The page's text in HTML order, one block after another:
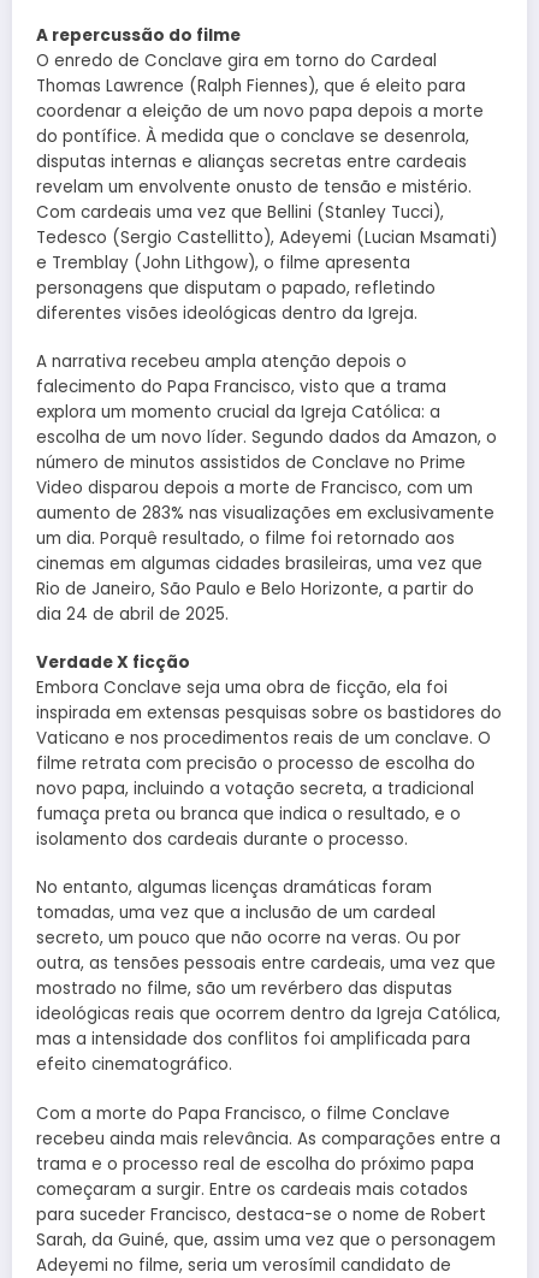
A repercussão do filme
O enredo de Conclave gira em torno do Cardeal
Thomas Lawrence (Ralph Fiennes), que é eleito para
coordenar a eleição de um novo papa depois a morte
do pontífice. À medida que o conclave se desenrola,
disputas internas e alianças secretas entre cardeais
revelam um envolvente onusto de tensão e mistério.
Com cardeais uma vez que Bellini (Stanley Tucci),
Tedesco (Sergio Castellitto), Adeyemi (Lucian Msamati)
e Tremblay (John Lithgow), o filme apresenta
personagens que disputam o papado, refletindo
diferentes visões ideológicas dentro da Igreja.
A narrativa recebeu ampla atenção depois o
falecimento do Papa Francisco, visto que a trama
explora um momento crucial da Igreja Católica: a
escolha de um novo líder. Segundo dados da Amazon, o
número de minutos assistidos de Conclave no Prime
Video disparou depois a morte de Francisco, com um
aumento de 283% nas visualizações em exclusivamente
um dia. Porquê resultado, o filme foi retornado aos
cinemas em algumas cidades brasileiras, uma vez que
Rio de Janeiro, São Paulo e Belo Horizonte, a partir do
dia 24 de abril de 2025.
Verdade X ficção
Embora Conclave seja uma obra de ficção, ela foi
inspirada em extensas pesquisas sobre os bastidores do
Vaticano e nos procedimentos reais de um conclave. O
filme retrata com precisão o processo de escolha do
novo papa, incluindo a votação secreta, a tradicional
fumaça preta ou branca que indica o resultado, e o
isolamento dos cardeais durante o processo.
No entanto, algumas licenças dramáticas foram
tomadas, uma vez que a inclusão de um cardeal
secreto, um pouco que não ocorre na veras. Ou por
outra, as tensões pessoais entre cardeais, uma vez que
mostrado no filme, são um revérbero das disputas
ideológicas reais que ocorrem dentro da Igreja Católica,
mas a intensidade dos conflitos foi amplificada para
efeito cinematográfico.
Com a morte do Papa Francisco, o filme Conclave
recebeu ainda mais relevância. As comparações entre a
trama e o processo real de escolha do próximo papa
começaram a surgir. Entre os cardeais mais cotados
para suceder Francisco, destaca-se o nome de Robert
Sarah, da Guiné, que, assim uma vez que o personagem
Adeyemi no filme, seria um verosímil candidato de